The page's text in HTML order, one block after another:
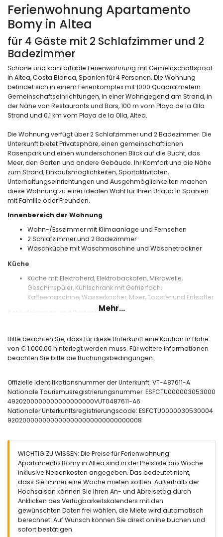
Ferienwohnung Apartamento
Bomy in Altea
für 4 Gäste mit 2 Schlafzimmer und 2
Badezimmer
Schöne und komfortable Ferienwohnung mit Gemeinschaftspool
in Altea, Costa Blanca, Spanien für 4 Personen. Die Wohnung
befindet sich in einem Ferienkomplex mit 1000 Quadratmetern
Gemeinschaftseinrichtungen, in einer Wohngegend am Strand, in
der Nähe von Restaurants und Bars, 100 m vom Playa de la Olla
Strand und 0,1 km vom Playa de la Olla, Altea.
Die Wohnung verfügt über 2 Schlafzimmer und 2 Badezimmer. Die
Unterkunft bietet Privatsphäre, einen gemeinschaftlichen
Rasenpark und einen wunderschönen Blick auf die Bucht, das
Meer, den Garten und andere Gebäude. Ihr Komfort und die Nähe
zum Strand, Einkaufsmöglichkeiten, Sportaktivitäten,
Unterhaltungseinrichtungen und Ausgehmöglichkeiten machen
diese Wohnung zu einer idealen Wahl für Ihren Urlaub in Spanien
mit Familie oder Freunden.
Innenbereich der Wohnung
Wohn-/Esszimmer mit Klimaanlage und Fernsehen
2 Schlafzimmer und 2 Badezimmer
Waschküche mit Waschmaschine und Wäschetrockner
Küche
Küche mit Elektroherd, Elektrobackofen, Mikrowelle,
Geschirrspüler, Kühlschrank mit Gefrierfach,
Kaffeemaschine, Wasserkocher, Mixer, Toaster und Entsafter
Schlafzimmer und Badezimmer
und eigenem Bad
Schlafzimmer mit Klimaanlage, 2 Einzelbetten (190 x 90 cm)
Eigenes Bad mit Doppelwaschbecken,
Außenbereich der Wohnung
Ovaler Gemeinschaftspool mit den Maßen 20 m x 7 m
Kinderschwimmbecken
Gemeinschaftlicher Rasenpark
Privater überdachter Parkplatz
Weitere Informationen
Nächste Stadt: Altea (innerhalb von 2 Kilometern von der
Wohnung)
Nächster Ufer oder Strand: Playa de la Olla, Altea (innerhalb
von 100 Metern von der Wohnung)
Nächster Strand: Playa de la Olla (innerhalb von 100 Metern
von der Wohnung)
Nächster Hafen: Puerto Senso (innerhalb von 500 Metern
Mehr...
Bitte beachten Sie, dass für diese Unterkunft eine Kaution in Höhe
von € 1.000,00 hinterlegt werden muss. Für weitere Informationen
beachten Sie bitte die Buchungsbedingungen.
Offizielle Identifikationsnummer der Unterkunft: VT-487611-A
Nationale Tourismusregistrierungsnummer: ESFCTU000003053000
4920200000000000000000VUT0487611-A6
Nationaler Unterkunftsregistrierungscode: ESFCTU0000030530004
9202000000000000000000000000000008
WICHTIG ZU WISSEN: Die Preise für Ferienwohnung
Apartamento Bomy in Altea sind in der Preisliste pro Woche
inklusive Nebenkosten angegeben. Das bedeutet nicht,
dass Sie immer eine Woche mieten sollten. Außerhalb der
Hochsaison können Sie Ihren An- und Abreisetag durch
Anklicken des Verfügbarkeitskalenders mit den
gewünschten Daten frei wählen, die Miete wird automatisch
berechnet. Auf Wunsch können Sie direkt online buchen und
sofort bestätigen.